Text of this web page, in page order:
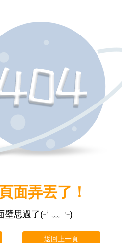
面弄丟了！
壁思過了(╯﹏╰)
返回上一頁